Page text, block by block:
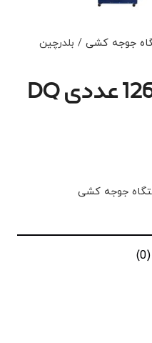
جوجه کشی / بلدرچین
بلدرچین دماوند 126 عددی DQ
جوجه کشی